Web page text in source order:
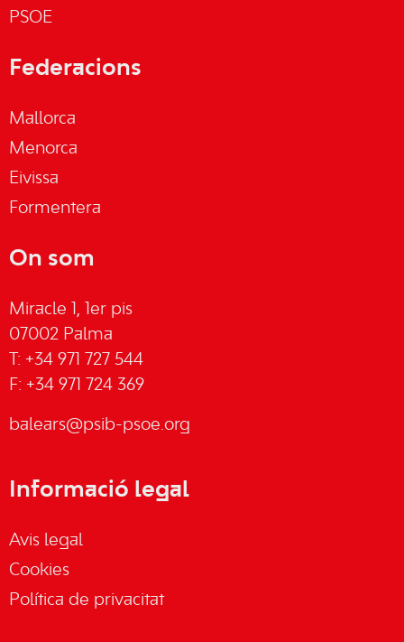
PSOE
Federacions
Mallorca
Menorca
Eivissa
Formentera
On som
Miracle 1, 1er pis
07002 Palma
T: +34 971 727 544
F: +34 971 724 369
balears@psib-psoe.org
Informació legal
Avis legal
Cookies
Política de privacitat